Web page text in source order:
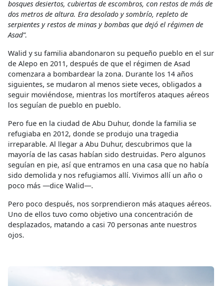
bosques desiertos, cubiertas de escombros, con restos de más de
dos metros de altura. Era desolado y sombrío, repleto de
serpientes y restos de minas y bombas que dejó el régimen de
Asad”.
Walid y su familia abandonaron su pequeño pueblo en el sur
de Alepo en 2011, después de que el régimen de Asad
comenzara a bombardear la zona. Durante los 14 años
siguientes, se mudaron al menos siete veces, obligados a
seguir moviéndose, mientras los mortíferos ataques aéreos
los seguían de pueblo en pueblo.
Pero fue en la ciudad de Abu Duhur, donde la familia se
refugiaba en 2012, donde se produjo una tragedia
irreparable. Al llegar a Abu Duhur, descubrimos que la
mayoría de las casas habían sido destruidas. Pero algunos
seguían en pie, así que entramos en una casa que no había
sido demolida y nos refugiamos allí. Vivimos allí un año o
poco más —dice Walid—.
Pero poco después, nos sorprendieron más ataques aéreos.
Uno de ellos tuvo como objetivo una concentración de
desplazados, matando a casi 70 personas ante nuestros
ojos.